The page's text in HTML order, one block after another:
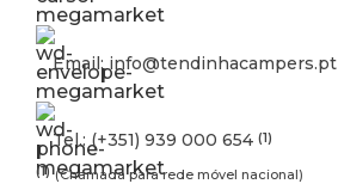
Email: info@tendinhacampers.pt
Tel.: (+351) 939 000 654 (1)
(1) (Chamada para rede móvel nacional)